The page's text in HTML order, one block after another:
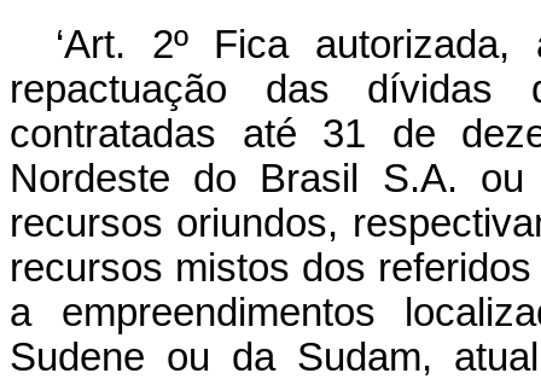
‘Art. 2º Fica
repactuação das
contratadas até 31 de
Nordeste do Brasil S.A.
recursos oriundos,
recursos mistos dos
a empreendimentos
Sudene ou da Sudam,